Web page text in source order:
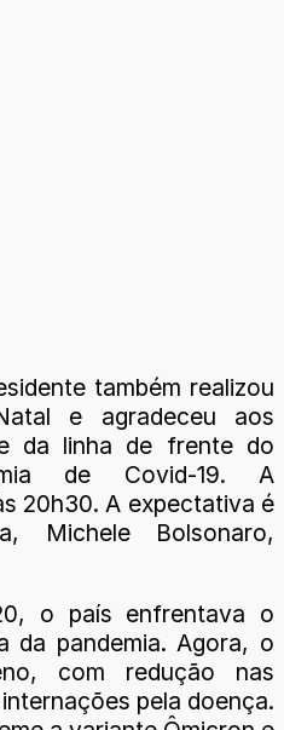
também realizou
e agradeceu aos
da linha de frente do
de Covid-19. A
20h30. A expectativa é
Michele Bolsonaro,
o país enfrentava o
da pandemia. Agora, o
com redução nas
pela doença.